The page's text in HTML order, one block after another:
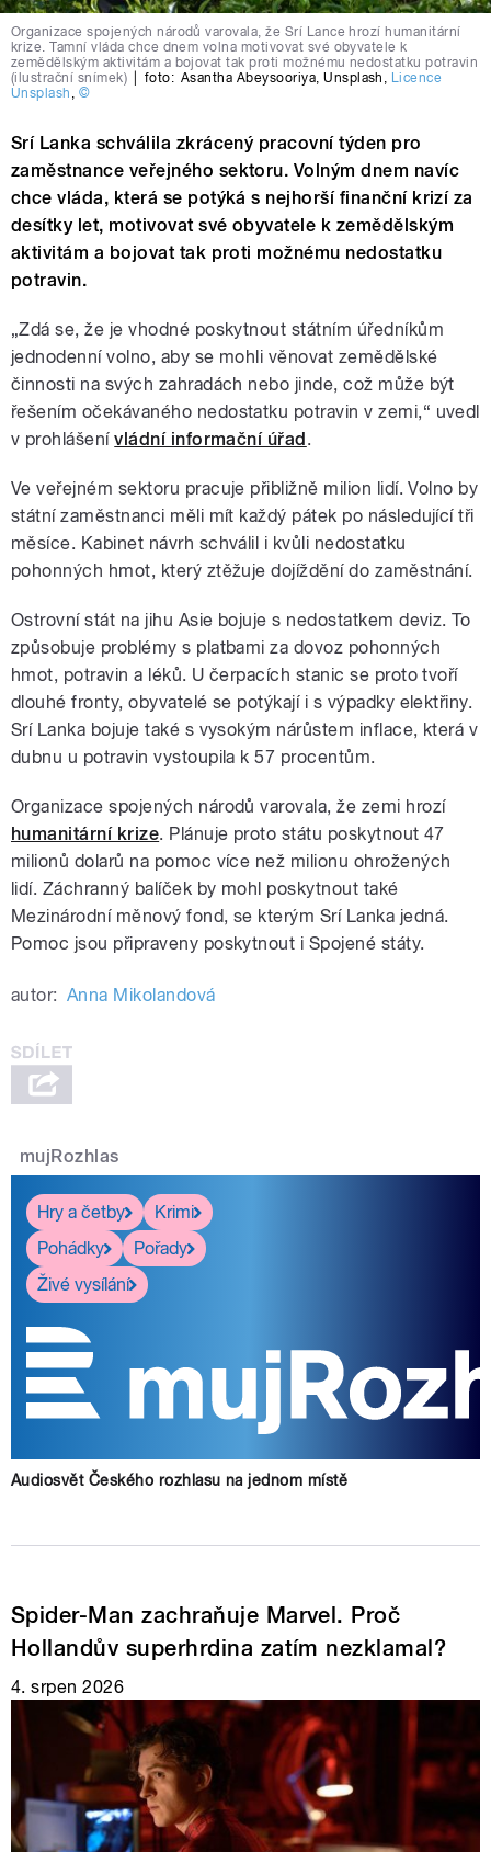
Organizace spojených národů varovala, že Srí Lance hrozí humanitární
krize. Tamní vláda chce dnem volna motivovat své obyvatele k
zemědělským aktivitám a bojovat tak proti možnému nedostatku potravin
(ilustrační snímek)
foto: Asantha Abeysooriya,Unsplash , Licence
Unsplash , ©
Srí Lanka schválila zkrácený pracovní týden pro
zaměstnance veřejného sektoru. Volným dnem navíc
chce vláda, která se potýká s nejhorší finanční krizí za
desítky let, motivovat své obyvatele k zemědělským
aktivitám a bojovat tak proti možnému nedostatku
potravin.
„Zdá se, že je vhodné poskytnout státním úředníkům
jednodenní volno, aby se mohli věnovat zemědělské
činnosti na svých zahradách nebo jinde, což může být
řešením očekávaného nedostatku potravin v zemi,“ uvedl
v prohlášenívládní informační úřad .
Ve veřejném sektoru pracuje přibližně milion lidí. Volno by
státní zaměstnanci měli mít každý pátek po následující tři
měsíce. Kabinet návrh schválil i kvůli nedostatku
pohonných hmot, který ztěžuje dojíždění do zaměstnání.
Ostrovní stát na jihu Asie bojuje s nedostatkem deviz. To
způsobuje problémy s platbami za dovoz pohonných
hmot, potravin a léků. U čerpacích stanic se proto tvoří
dlouhé fronty, obyvatelé se potýkají i s výpadky elektřiny.
Srí Lanka bojuje také s vysokým nárůstem inflace, která v
dubnu u potravin vystoupila k 57 procentům.
Organizace spojených národů varovala, že zemi hrozí
humanitární krize. Plánuje proto státu poskytnout 47
milionů dolarů na pomoc více než milionu ohrožených
lidí. Záchranný balíček by mohl poskytnout také
Mezinárodní měnový fond, se kterým Srí Lanka jedná.
Pomoc jsou připraveny poskytnout i Spojené státy.
autor: Anna Mikolandová
mujRozhlas
Hry a četby
Krimi
Pohádky
Pořady
Živé vysílání
Audiosvět Českého rozhlasu na jednom místě
Spider-Man zachraňuje Marvel. Proč
Hollandův superhrdina zatím nezklamal?
4. srpen 2026